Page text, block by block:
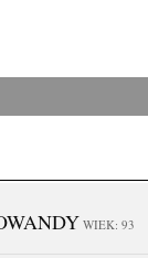
WIEK: 93